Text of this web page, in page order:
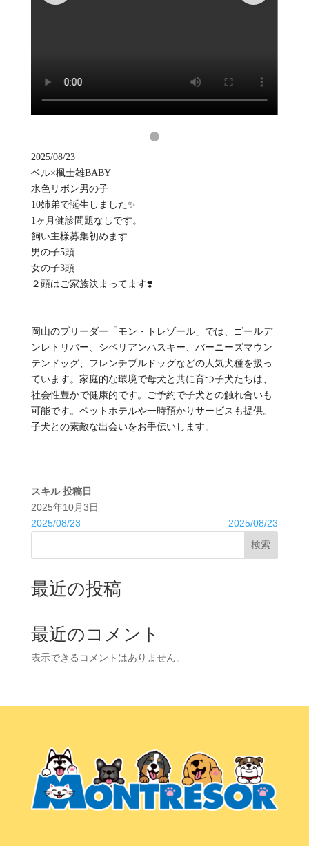
2025/08/23
ベル×楓士雄BABY
水色リボン男の子
10姉弟で誕生しました✨
1ヶ月健診問題なしです。
飼い主様募集初めます
男の子5頭
女の子3頭
２頭はご家族決まってます❣️
岡山のブリーダー「モン・トレゾール」では、ゴールデ
ンレトリバー、シベリアンハスキー、バーニーズマウン
テンドッグ、フレンチブルドッグなどの人気犬種を扱っ
ています。家庭的な環境で母犬と共に育つ子犬たちは、
社会性豊かで健康的です。ご予約で子犬との触れ合いも
可能です。ペットホテルや一時預かりサービスも提供。
子犬との素敵な出会いをお手伝いします。
スキル 投稿日
2025年10月3日
2025/08/23
2025/08/23
検索
最近の投稿
最近のコメント
表示できるコメントはありません。